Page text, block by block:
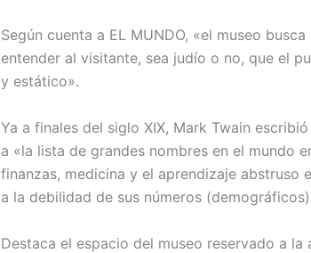
Según cuenta a EL MUNDO, «el museo
entender al visitante, sea judío o no, que el
y estático».
Ya a finales del siglo XIX, Mark Twain
a «la lista de grandes nombres en el mundo
finanzas, medicina y el aprendizaje abstruso
a la debilidad de sus números
Destaca el espacio del museo reservado a